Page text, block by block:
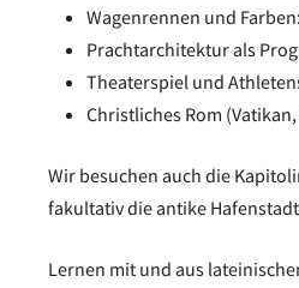
Wagenrennen und
Prachtarchitektur als
Theaterspiel und
Christliches Rom
Wir besuchen auch die
fakultativ die antike
Lernen mit und aus